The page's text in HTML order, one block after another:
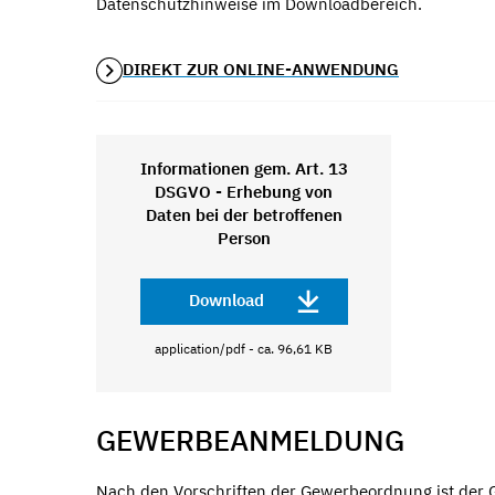
DIREKT ZUR ONLINE-ANWENDUNG
Informationen gem. Art. 13
DSGVO - Erhebung von
Daten bei der betroffenen
Person
Download
application/pdf - ca. 96,61 KB
GEWERBEANMELDUNG